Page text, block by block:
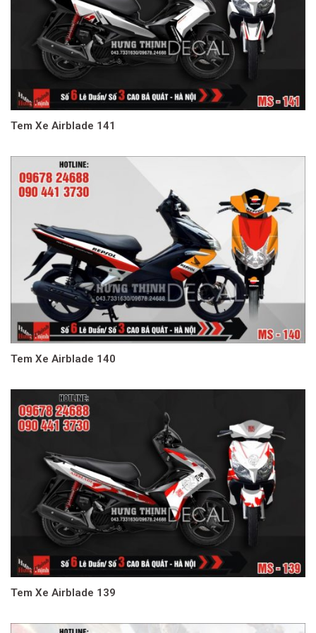
Tem Xe Airblade 141
Tem Xe Airblade 140
Tem Xe Airblade 139